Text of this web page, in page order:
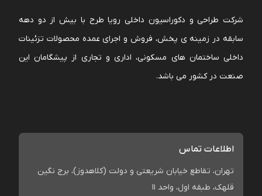
شرکت طراحی و دکوراسیون داخلی رویا طرح با بیش از دو دهه
سابقه در زمینه ی پخش، فروش و اجرای عمده محصولات تزئینات
داخلی ساختمان های مسکونی، اداری و تجاری از پیشگامان این
صنعت در کشور می باشد.
اطلاعات تماس
تهران، تقاطع خیابان شریعتی و دولت (کلاهدوز)، برج نگین
قلهک، طبقه اول، واحد 11